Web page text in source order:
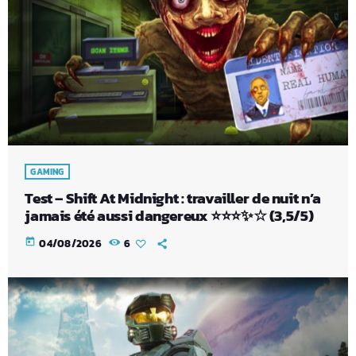
GAMING
Test – Shift At Midnight : travailler de nuit n’a
jamais été aussi dangereux ⭐⭐⭐✨☆ (3,5/5)
today 04/08/2026 6